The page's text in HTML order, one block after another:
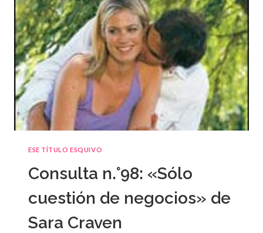
ESE TÍTULO ESQUIVO
Consulta n.°98: «Sólo
cuestión de negocios» de
Sara Craven